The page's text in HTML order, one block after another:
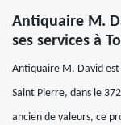
Antiquaire M.
ses services à
Antiquaire M. David est
Saint Pierre, dans le
ancien de valeurs, ce